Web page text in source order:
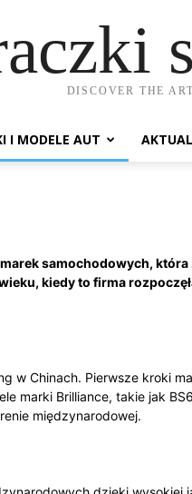
DISCOVER THE
I MODELE AUT
samochodowych,
kiedy to firma
w Chinach. Pierwsze kroki
marki Brilliance, takie jak
międzynarodowej.